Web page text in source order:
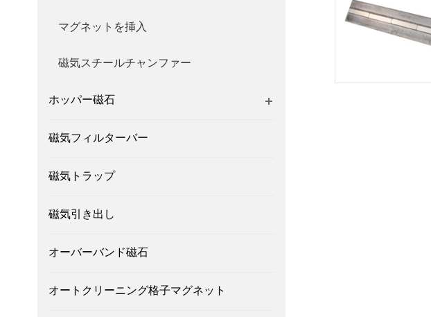
マグネットを挿入
磁気スチールチャンファー
ホッパー磁石
磁気フィルターバー
磁気トラップ
磁気引き出し
オーバーバンド磁石
オートクリーニング格子マグネット